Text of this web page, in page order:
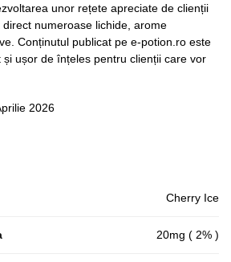
unor rețete apreciate de clienții
numeroase lichide, arome
Conținutul publicat pe e-potion.ro este
ușor de înțeles pentru clienții care vor
2026
Cherry Ice
20mg ( 2% )